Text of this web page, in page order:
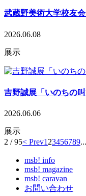
武蔵野美術大学校友
2026.06.08
展示
吉野誠展「いのちの叫
2026.06.06
展示
2 / 95< Prev1 23456789...
msb! info
msb! magazine
msb! caravan
お問い合わせ